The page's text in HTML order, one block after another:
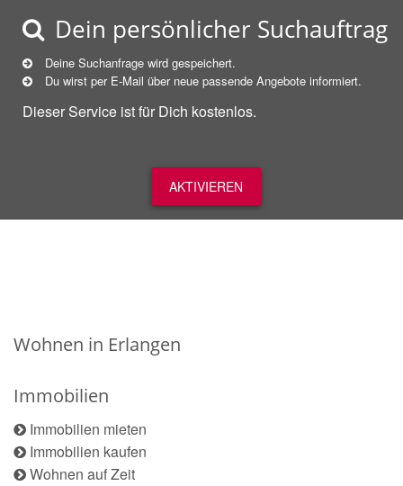
Dein persönlicher Suchauftrag
Deine Suchanfrage wird gespeichert.
Du wirst per E-Mail über neue passende Angebote informiert.
Dieser Service ist für Dich kostenlos.
AKTIVIEREN
Wohnen in Erlangen
Immobilien
Immobilien mieten
Immobilien kaufen
Wohnen auf Zeit